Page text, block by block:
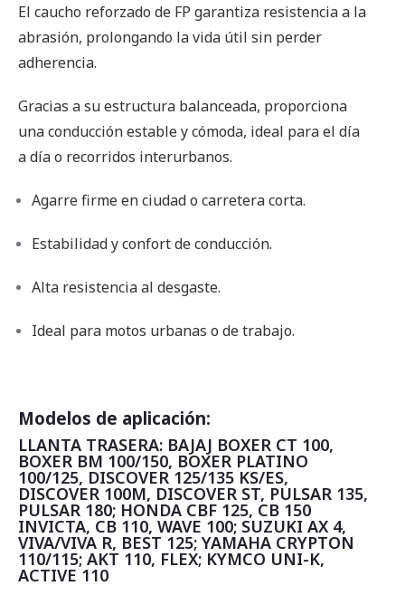
El caucho reforzado de FP garantiza resistencia a la
abrasión, prolongando la vida útil sin perder
adherencia.
Gracias a su estructura balanceada, proporciona
una conducción estable y cómoda, ideal para el día
a día o recorridos interurbanos.
Agarre firme en ciudad o carretera corta.
Estabilidad y confort de conducción.
Alta resistencia al desgaste.
Ideal para motos urbanas o de trabajo.
Modelos de aplicación:
LLANTA TRASERA: BAJAJ BOXER CT 100,
BOXER BM 100/150, BOXER PLATINO
100/125, DISCOVER 125/135 KS/ES,
DISCOVER 100M, DISCOVER ST, PULSAR 135,
PULSAR 180; HONDA CBF 125, CB 150
INVICTA, CB 110, WAVE 100; SUZUKI AX 4,
VIVA/VIVA R, BEST 125; YAMAHA CRYPTON
110/115; AKT 110, FLEX; KYMCO UNI-K,
ACTIVE 110